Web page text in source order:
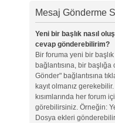
Mesaj Gönderme
Yeni bir başlık nasıl
cevap gönderebilirim?
Bir foruma yeni bir
bağlantısına, bir
Gönder" bağlantısına
kayıt olmanız
kısımlarında her forum
görebilirsiniz. Örneğin:
Dosya ekleri